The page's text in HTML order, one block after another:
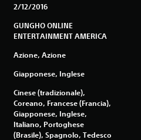
2/12/2016
GUNGHO ONLINE
ENTERTAINMENT AMERICA
Azione, Azione
Giapponese, Inglese
Cinese (tradizionale),
Coreano, Francese (Francia),
Giapponese, Inglese,
Italiano, Portoghese
(Brasile), Spagnolo, Tedesco